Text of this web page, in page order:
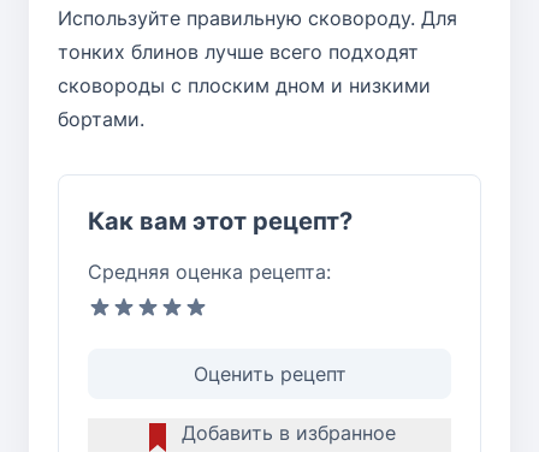
Используйте правильную сковороду. Для
тонких блинов лучше всего подходят
сковороды с плоским дном и низкими
бортами.
Как вам этот рецепт?
Средняя оценка рецепта:
Оценить рецепт
Добавить в избранное